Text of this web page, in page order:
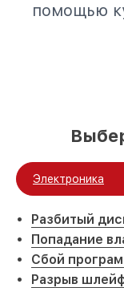
помощью
Электроника
Разбитый
Попадание
Сбой
Разрыв